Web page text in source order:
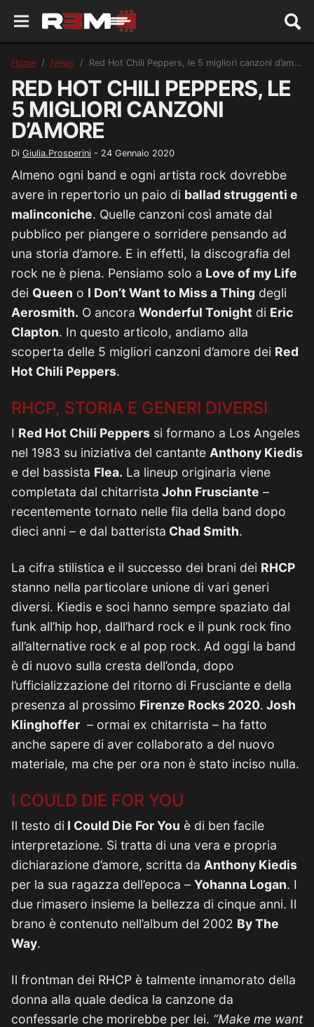
Home News Red Hot Chili Peppers, le 5 migliori canzoni d’amore
RED HOT CHILI PEPPERS, LE
5 MIGLIORI CANZONI
D’AMORE
Di Giulia.Prosperini - 24 Gennaio 2020
Almeno ogni band e ogni artista rock dovrebbe
avere in repertorio un paio di ballad struggenti e
malinconiche. Quelle canzoni così amate dal
pubblico per piangere o sorridere pensando ad
una storia d’amore. E in effetti, la discografia del
rock ne è piena. Pensiamo solo a Love of my Life
dei Queen o I Don’t Want to Miss a Thing degli
Aerosmith. O ancora Wonderful Tonight di Eric
Clapton. In questo articolo, andiamo alla
scoperta delle 5 migliori canzoni d’amore dei Red
Hot Chili Peppers.
RHCP, STORIA E GENERI DIVERSI
I Red Hot Chili Peppers si formano a Los Angeles
nel 1983 su iniziativa del cantante Anthony Kiedis
e del bassista Flea. La lineup originaria viene
completata dal chitarrista John Frusciante –
recentemente tornato nelle fila della band dopo
dieci anni – e dal batterista Chad Smith.
La cifra stilistica e il successo dei brani dei RHCP
stanno nella particolare unione di vari generi
diversi. Kiedis e soci hanno sempre spaziato dal
funk all’hip hop, dall’hard rock e il punk rock fino
all’alternative rock e al pop rock. Ad oggi la band
è di nuovo sulla cresta dell’onda, dopo
l’ufficializzazione del ritorno di Frusciante e della
presenza al prossimo Firenze Rocks 2020. Josh
Klinghoffer – ormai ex chitarrista – ha fatto
anche sapere di aver collaborato a del nuovo
materiale, ma che per ora non è stato inciso nulla.
I COULD DIE FOR YOU
Il testo di I Could Die For You è di ben facile
interpretazione. Si tratta di una vera e propria
dichiarazione d’amore, scritta da Anthony Kiedis
per la sua ragazza dell’epoca – Yohanna Logan. I
due rimasero insieme la bellezza di cinque anni. Il
brano è contenuto nell’album del 2002 By The
Way.
Il frontman dei RHCP è talmente innamorato della
donna alla quale dedica la canzone da
confessarle che morirebbe per lei. “Make me want